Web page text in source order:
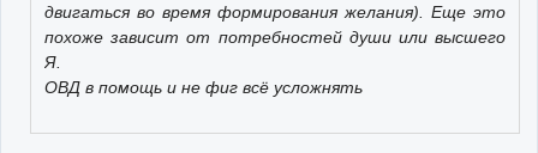
двигаться во время формирования желания). Еще это
похоже зависит от потребностей души или высшего
Я.
ОВД в помощь и не фиг всё усложнять